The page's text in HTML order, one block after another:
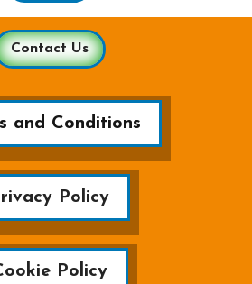
Contact Us
and Conditions
Policy
Policy